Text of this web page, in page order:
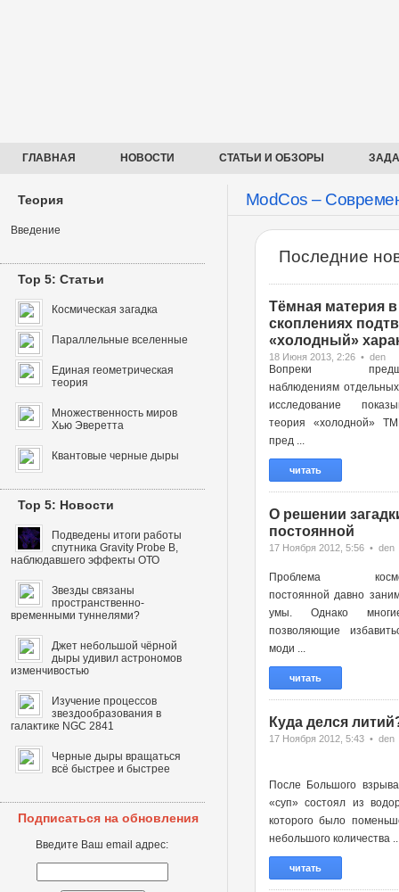
ГЛАВНАЯ НОВОСТИ СТАТЬИ И ОБЗОРЫ
ModCos –
Последние
Тёмная материя в
скоплениях
«холодный»
18 Июня 2013, 2:26 • den
Вопреки
наблюдениям
исследование
теория «холодной»
пред ...
читать
О решении
постоянной
17 Ноября 2012, 5:56 • den
Проблема
постоянной давно
умы. Однако
позволяющие
моди ...
читать
Куда делся
17 Ноября 2012, 5:43 • den
После Большого
«суп» состоял из
которого было
небольшого количества
читать
Теория
Введение
Top 5: Статьи
Космическая загадка
Параллельные вселенные
Единая геометрическая
теория
Множественность миров
Хью Эверетта
Квантовые черные дыры
Top 5: Новости
Подведены итоги работы
спутника Gravity Probe B,
наблюдавшего эффекты ОТО
Звезды связаны
пространственно-
временными туннелями?
Джет небольшой чёрной
дыры удивил астрономов
изменчивостью
Изучение процессов
звездообразования в
галактике NGC 2841
Черные дыры вращаться
всё быстрее и быстрее
Подписаться на обновления
Введите Ваш email адрес: